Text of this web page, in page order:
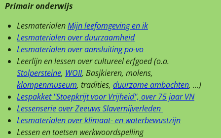
Primair onderwijs
LesmaterialenMijn leefomgeving en ik
Lesmaterialen over duurzaamheid
Lesmaterialen over aansluiting po-vo
Leerlijn en lessen over cultureel erfgoed (o.a.
Stolpersteine, WOII, Basjkieren, molens,
klompenmuseum, tradities, duurzame ambachten, ...)
Lespakket ''Stoepkrijt voor Vrijheid'', over 75 jaar VN
Lessenserie over Zeeuws Slavernijverleden
Lesmaterialen over klimaat- en waterbewustzijn
Lessen en toetsen werkwoordspelling